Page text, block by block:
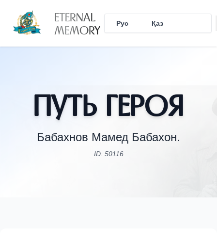
ETERNAL
MEMORY Рус Қаз
Путь Героя
Бабахнов Мамед Бабахон.
ID: 50116